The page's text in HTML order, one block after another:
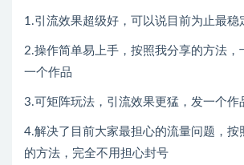
1.引流效果超级好，可以说目前为止最稳
2.操作简单易上手，按照我分享的方法，
一个作品
3.可矩阵玩法，引流效果更猛，发一个作
4.解决了目前大家最担心的流量问题，按
的方法，完全不用担心封号